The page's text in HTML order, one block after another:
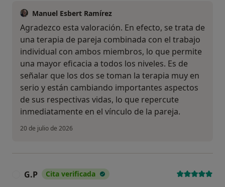
Manuel Esbert Ramírez
Agradezco esta valoración. En efecto, se trata de
una terapia de pareja combinada con el trabajo
individual con ambos miembros, lo que permite
una mayor eficacia a todos los niveles. Es de
señalar que los dos se toman la terapia muy en
serio y están cambiando importantes aspectos
de sus respectivas vidas, lo que repercute
inmediatamente en el vínculo de la pareja.
20 de julio de 2026
G.P Cita verificada